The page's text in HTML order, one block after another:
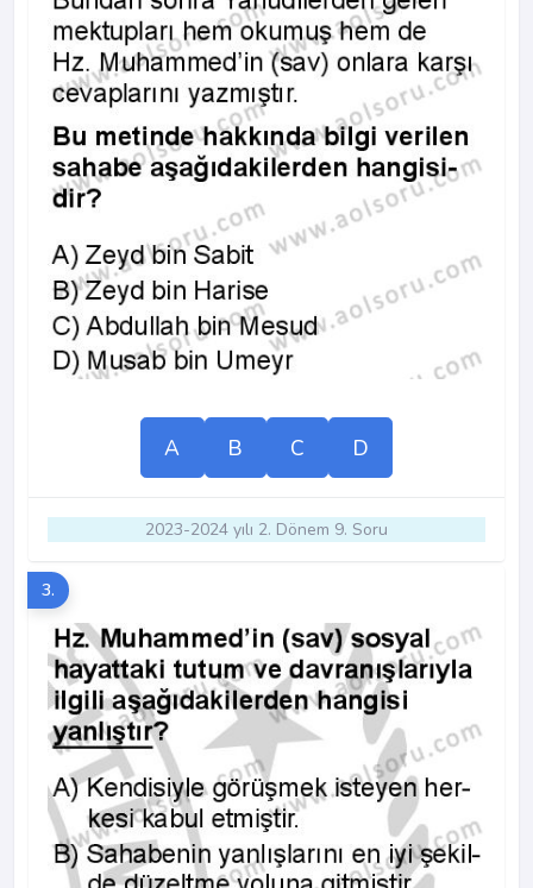
A B C D
2023-2024 yılı 2. Dönem 9. Soru
3.